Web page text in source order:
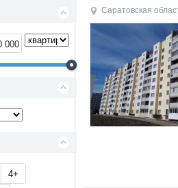
4+
Саратовская